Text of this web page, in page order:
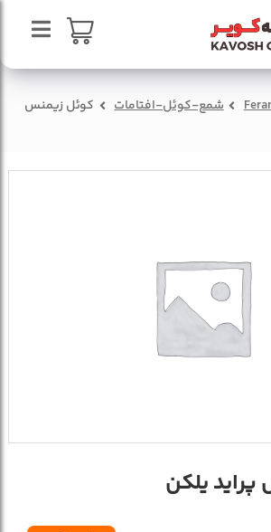
شمع-کوئل-افتامات
کوئل زیمنس
یلکن